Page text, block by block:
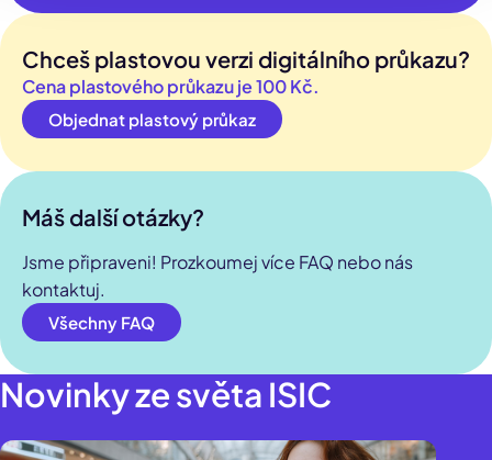
Chceš plastovou verzi digitálního průkazu?
Cena plastového průkazu je 100 Kč.
Objednat plastový průkaz
Máš další otázky?
Jsme připraveni! Prozkoumej více FAQ nebo nás
kontaktuj.
Všechny FAQ
Novinky ze světa ISIC